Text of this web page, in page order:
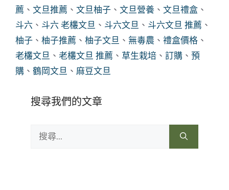
薦 、 文旦推薦 、 文旦柚子 、 文旦營養 、 文旦禮盒 、
斗六 、 斗六 老欉文旦 、 斗六文旦 、 斗六文旦 推薦 、
柚子 、 柚子推薦 、 柚子文旦 、 無毒農 、 禮盒價格 、
老欉文旦 、 老欉文旦 推薦 、 草生栽培 、 訂購 、 預
購 、 鶴岡文旦 、 麻豆文旦
搜尋我們的文章
尋: